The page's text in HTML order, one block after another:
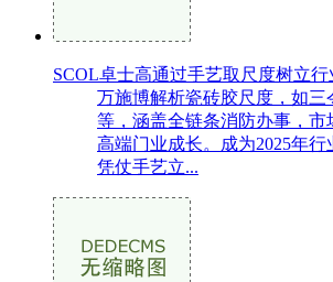
SCOL卓士高通过手艺取尺度树立
万施博解析瓷砖胶尺度，如三
等，涵盖全链条消防办事，市
高端门业成长。成为2025年行
凭仗手艺立...